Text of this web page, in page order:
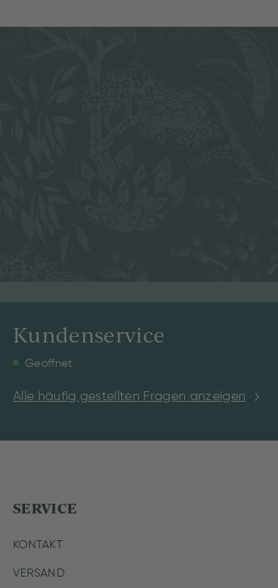
Kundenservice
Geöffnet
Alle häufig gestellten Fragen anzeigen
SERVICE
KONTAKT
VERSAND